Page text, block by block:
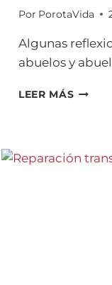
Por PorotaVida
Algunas
abuelos y
LEER MÁS ¿CÓMO
PARA